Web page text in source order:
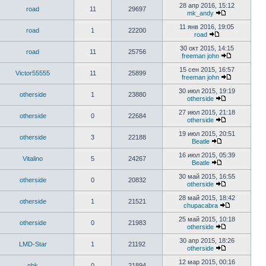
road 11 29697
28 апр 2016, 15:12
mk_andy
road 1 22200
11 янв 2016, 19:05
road
road 11 25756
30 окт 2015, 14:15
freeman john
Victor55555 11 25899
15 сен 2015, 16:57
freeman john
otherside 1 23880
30 июл 2015, 19:19
otherside
otherside 0 22684
27 июл 2015, 21:18
otherside
otherside 3 22188
19 июл 2015, 20:51
Beatle
Vitalino 5 24267
16 июл 2015, 05:39
Beatle
otherside 0 20832
30 май 2015, 16:55
otherside
otherside 1 21521
28 май 2015, 18:42
chupacabra
otherside 0 21983
25 май 2015, 10:18
otherside
LMD-Star 1 21192
30 апр 2015, 18:26
otherside
12 мар 2015, 00:16